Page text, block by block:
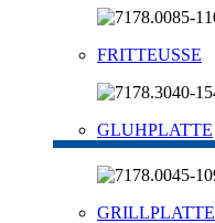
FRITTEUSSE
GLUHPLATTE
GRILLPLATTE